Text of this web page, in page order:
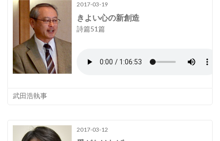
2017-03-19
きよい心の新創造
詩篇51篇
武田浩執事
2017-03-12